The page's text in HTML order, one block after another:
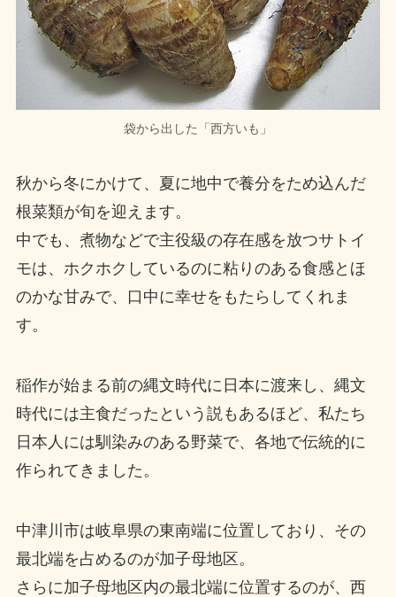
袋から出した「西方いも」
秋から冬にかけて、夏に地中で養分をため込んだ
根菜類が旬を迎えます。
中でも、煮物などで主役級の存在感を放つサトイ
モは、ホクホクしているのに粘りのある食感とほ
のかな甘みで、口中に幸せをもたらしてくれま
す。
稲作が始まる前の縄文時代に日本に渡来し、縄文
時代には主食だったという説もあるほど、私たち
日本人には馴染みのある野菜で、各地で伝統的に
作られてきました。
中津川市は岐阜県の東南端に位置しており、その
最北端を占めるのが加子母地区。
さらに加子母地区内の最北端に位置するのが、西